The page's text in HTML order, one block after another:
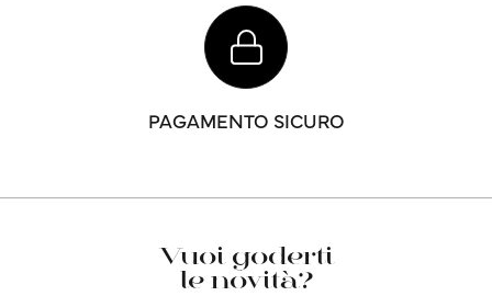
PAGAMENTO SICURO
Vuoi goderti
le novità?